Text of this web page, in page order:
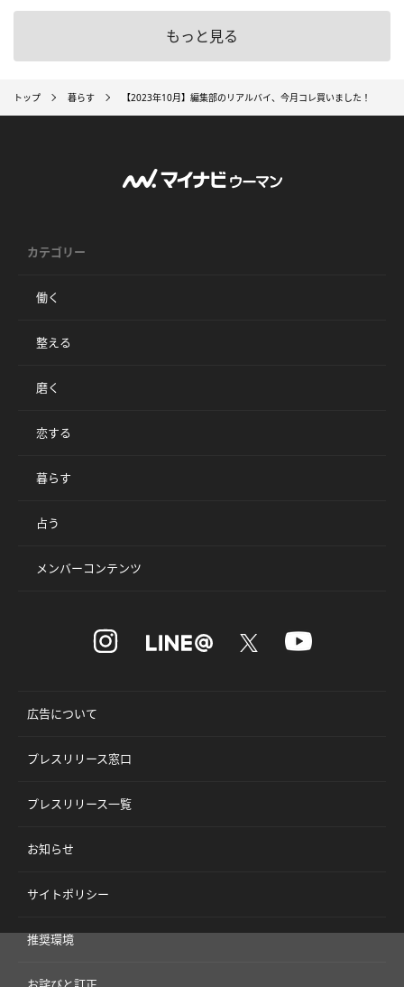
もっと見る
トップ 暮らす 【2023年10月】編集部のリアルバイ、今月コレ買いました！
カテゴリー
働く
整える
磨く
恋する
暮らす
占う
メンバーコンテンツ
広告について
プレスリリース窓口
プレスリリース一覧
お知らせ
サイトポリシー
推奨環境